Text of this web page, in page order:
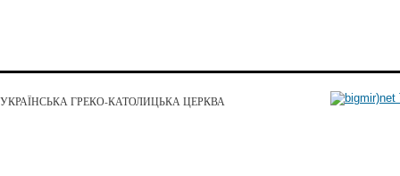
УКРАЇНСЬКА ГРЕКО-КАТОЛИЦЬКА ЦЕРКВА